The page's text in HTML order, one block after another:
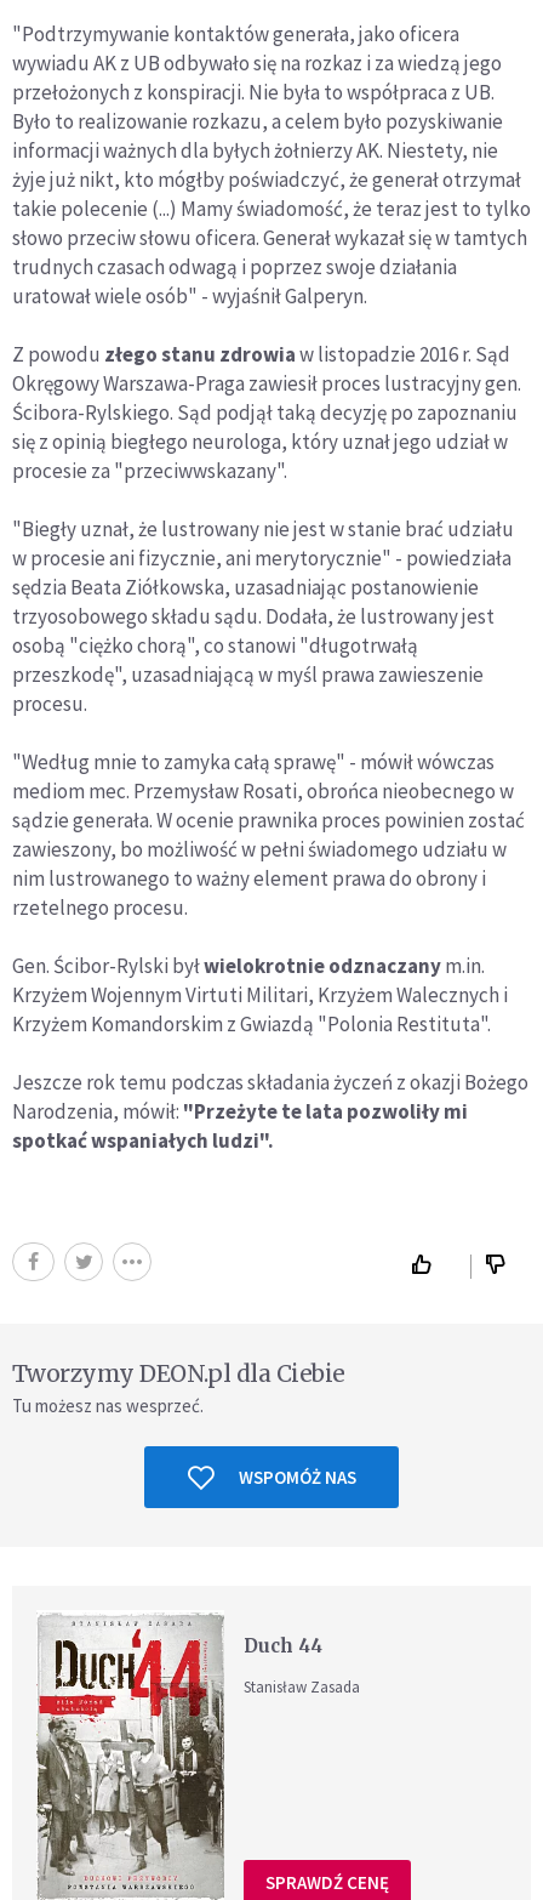
"Podtrzymywanie kontaktów generała, jako oficera
wywiadu AK z UB odbywało się na rozkaz i za wiedzą jego
przełożonych z konspiracji. Nie była to współpraca z UB.
Było to realizowanie rozkazu, a celem było pozyskiwanie
informacji ważnych dla byłych żołnierzy AK. Niestety, nie
żyje już nikt, kto mógłby poświadczyć, że generał otrzymał
takie polecenie (...) Mamy świadomość, że teraz jest to tylko
słowo przeciw słowu oficera. Generał wykazał się w tamtych
trudnych czasach odwagą i poprzez swoje działania
uratował wiele osób" - wyjaśnił Galperyn.
Z powodu złego stanu zdrowiaw listopadzie 2016 r. Sąd
Okręgowy Warszawa-Praga zawiesił proces lustracyjny gen.
Ścibora-Rylskiego. Sąd podjął taką decyzję po zapoznaniu
się z opinią biegłego neurologa, który uznał jego udział w
procesie za "przeciwwskazany".
"Biegły uznał, że lustrowany nie jest w stanie brać udziału
w procesie ani fizycznie, ani merytorycznie" - powiedziała
sędzia Beata Ziółkowska, uzasadniając postanowienie
trzyosobowego składu sądu. Dodała, że lustrowany jest
osobą "ciężko chorą", co stanowi "długotrwałą
przeszkodę", uzasadniającą w myśl prawa zawieszenie
procesu.
"Według mnie to zamyka całą sprawę" - mówił wówczas
mediom mec. Przemysław Rosati, obrońca nieobecnego w
sądzie generała. W ocenie prawnika proces powinien zostać
zawieszony, bo możliwość w pełni świadomego udziału w
nim lustrowanego to ważny element prawa do obrony i
rzetelnego procesu.
Gen. Ścibor-Rylski byłwielokrotnie odznaczanym.in.
Krzyżem Wojennym Virtuti Militari, Krzyżem Walecznych i
Krzyżem Komandorskim z Gwiazdą "Polonia Restituta".
Jeszcze rok temu podczas składania życzeń z okazji Bożego
Narodzenia, mówił: "Przeżyte te lata pozwoliły mi
spotkać wspaniałych ludzi".
Tworzymy DEON.pl dla Ciebie
Tu możesz nas wesprzeć.
WSPOMÓŻ NAS
Duch 44
Stanisław Zasada
SPRAWDŹ CENĘ